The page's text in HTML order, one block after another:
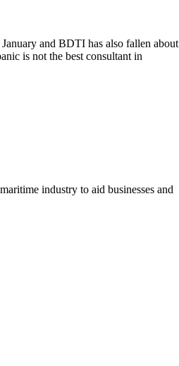
and BDTI has also fallen about
is not the best consultant in
industry to aid businesses and